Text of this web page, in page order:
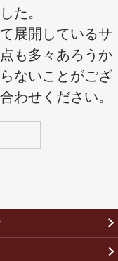
た。
展開しているサ
も多々あろうか
ないことがござ
わせください。